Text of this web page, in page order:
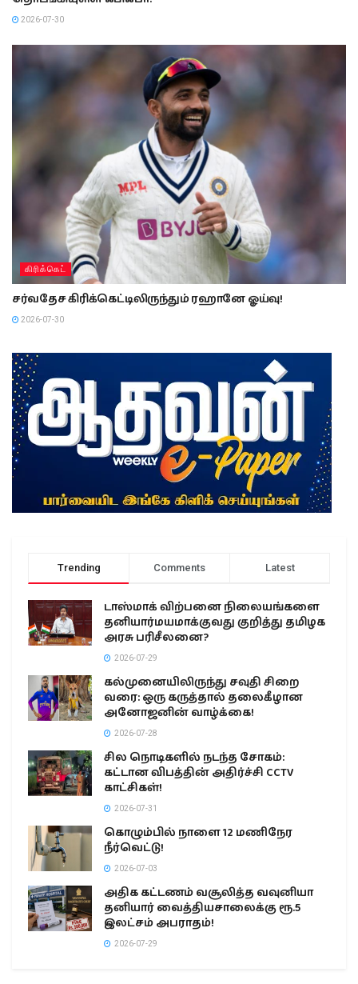
2026-07-30
கிரிக்கெட்
சர்வதேச கிரிக்கெட்டிலிருந்தும் ரஹானே ஓய்வு!
2026-07-30
Trending Comments Latest
டாஸ்மாக் விற்பனை நிலையங்களை
தனியார்மயமாக்குவது குறித்து தமிழக
அரசு பரிசீலனை?
2026-07-29
கல்முனையிலிருந்து சவுதி சிறை
வரை: ஒரு கருத்தால் தலைகீழான
அனோஜனின் வாழ்க்கை!
2026-07-28
சில நொடிகளில் நடந்த சோகம்:
கட்டான விபத்தின் அதிர்ச்சி CCTV
காட்சிகள்!
2026-07-31
கொழும்பில் நாளை 12 மணிநேர
நீர்வெட்டு!
2026-07-03
அதிக கட்டணம் வசூலித்த வவுனியா
தனியார் வைத்தியசாலைக்கு ரூ.5
இலட்சம் அபராதம்!
2026-07-29